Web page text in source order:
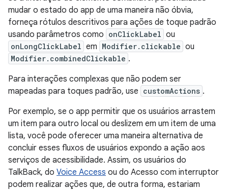
mudar o estado do app de uma maneira não óbvia,
forneça rótulos descritivos para ações de toque padrão
usando parâmetros como onClickLabel ou
onLongClickLabel em Modifier.clickable ou
Modifier.combinedClickable .
Para interações complexas que não podem ser
mapeadas para toques padrão, use customActions .
Por exemplo, se o app permitir que os usuários arrastem
um item para outro local ou deslizem em um item de uma
lista, você pode oferecer uma maneira alternativa de
concluir esses fluxos de usuários expondo a ação aos
serviços de acessibilidade. Assim, os usuários do
TalkBack, do Voice Access ou do Acesso com interruptor
podem realizar ações que, de outra forma, estariam